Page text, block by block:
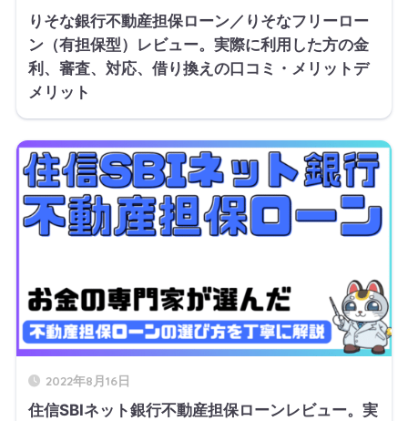
りそな銀行不動産担保ローン／りそなフリーロー
ン（有担保型）レビュー。実際に利用した方の金
利、審査、対応、借り換えの口コミ・メリットデ
メリット
2022年8月16日
住信SBIネット銀行不動産担保ローンレビュー。実